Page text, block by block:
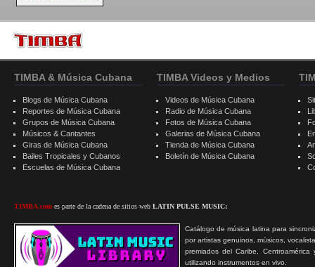
TIMBA & Música Cubana
Blogs de Música Cubana
Reportes de Música Cubana
Grupos de Música Cubana
Músicos & Cantantes
Giras de Música Cubana
Bailes Tropicales y Cubanos
Escuelas de Música Cubana
TIMBA.com es parte de la cadena de sitios web LATIN PULSE MUSIC:
Catálogo de música latina para
por artistas genuinos, músicos,
premiados del Caribe, Centroamérica
utilizando instrumentos en vivo.
TIMBA Videos y Medios
Videos de Música Cubana
Radio de Música Cubana
Fotos de Música Cubana
Galerias de Música Cubana
Tienda de Música Cubana
Boletín de Música Cubana